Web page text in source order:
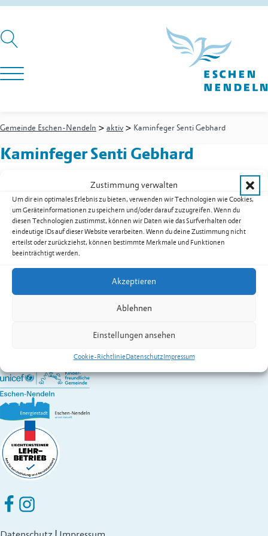
Zustimmung verwalten
Um dir ein optimales Erlebnis zu bieten, verwenden wir Technologien wie Cookies,
um Geräteinformationen zu speichern und/oder darauf zuzugreifen. Wenn du
diesen Technologien zustimmst, können wir Daten wie das Surfverhalten oder
eindeutige IDs auf dieser Website verarbeiten. Wenn du deine Zustimmung nicht
erteilst oder zurückziehst, können bestimmte Merkmale und Funktionen
beeinträchtigt werden.
Akzeptieren
Ablehnen
Einstellungen ansehen
Cookie-RichtlinieDatenschutzImpressum
Gemeinde Eschen-Nendeln > aktiv > Kaminfeger Senti Gebhard
Kaminfeger Senti Gebhard
Churer Strasse 13
9485Nendeln
Festnetz+423 373 35 02
Mobil+423 777 22 32
E-Mailg.senti@dsl.li
Kontakt:SentiGebhard
Fürstentum Liechtenstein
Eschen Nendeln auf Facebook
Eschen Nendeln auf Instagram